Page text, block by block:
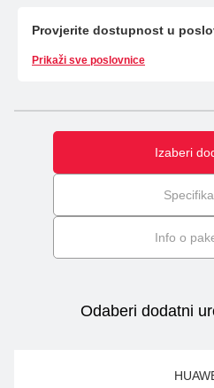
Provjerite dostupnost u
Prikaži sve poslovnice
Izaberi
Info o
Odaberi dodatni